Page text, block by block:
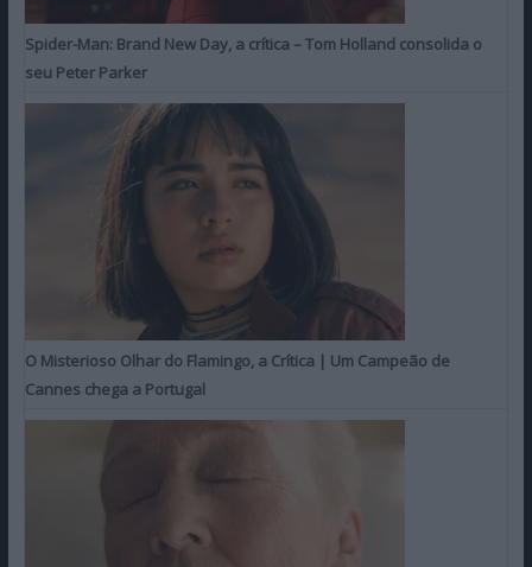
Spider-Man: Brand New Day, a crítica – Tom Holland consolida o
seu Peter Parker
O Misterioso Olhar do Flamingo, a Crítica | Um Campeão de
Cannes chega a Portugal